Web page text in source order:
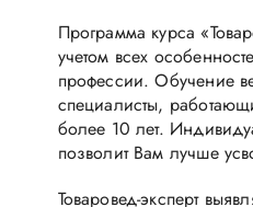
Программа курса
учетом всех
профессии. Обучение
специалисты,
более 10 лет.
позволит Вам лучше
Товаровед-эксперт